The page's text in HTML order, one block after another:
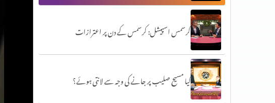
کرسمس اسپیشل: کرسمس کے دن پر اعترازات
کیا مسیح صلیب پر جانے کی وجہ سے لانتی ہوئے؟